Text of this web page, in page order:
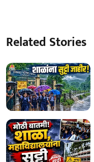
Related Stories